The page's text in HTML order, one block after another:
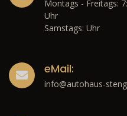
Montags - Freitags:
Uhr
Samstags: Uhr
eMail:
info@autohaus-